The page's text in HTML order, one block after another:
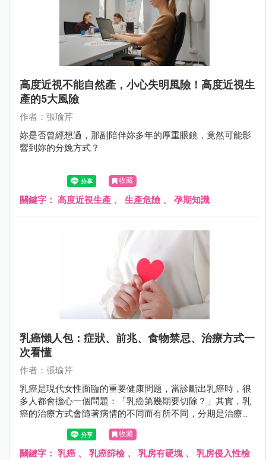
高度近視不能自然產，小心失明風險！高度近視生
產的5大風險
作者：張瑜芹
妳是否曾經想過，那副陪伴妳多年的厚重眼鏡，竟然可能影
響到妳的分娩方式？
收藏
關鍵字： 高度近視生產 、 生產危險 、 孕期知識
乳癌懶人包：症狀、前兆、食物禁忌、治療方式一
次看懂
作者：張瑜芹
乳癌是現代女性面臨的重要健康問題，當診斷出乳癌時，很
多人都會擔心一個問題：「乳癌第幾期要切除？」其實，乳
癌的治療方式會隨著病情的不同而有所不同，分期是治療計
畫的關鍵指標之一。
收藏
關鍵字： 乳癌 、 乳癌篩檢 、 乳房有硬塊、 乳房侵入性檢